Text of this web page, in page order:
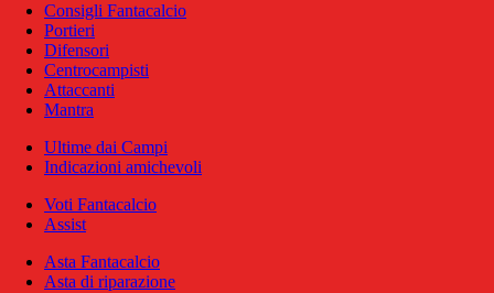
Consigli Fantacalcio
Portieri
Difensori
Centrocampisti
Attaccanti
Mantra
Ultime dai Campi
Indicazioni amichevoli
Voti Fantacalcio
Assist
Asta Fantacalcio
Asta di riparazione